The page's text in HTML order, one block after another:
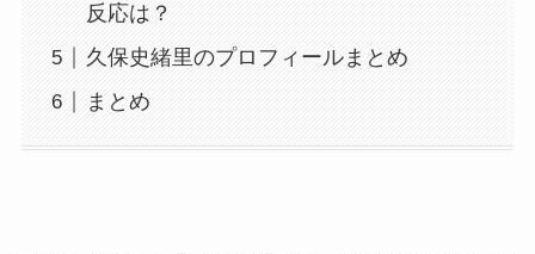
反応は？
久保史緒里のプロフィールまとめ
まとめ